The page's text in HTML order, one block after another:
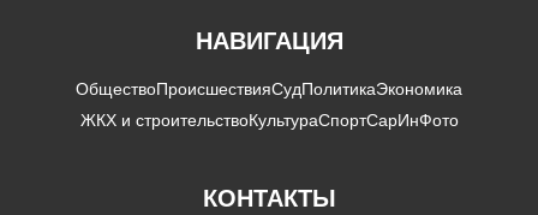
НАВИГАЦИЯ
ОбществоПроисшествияСудПолитикаЭкономика
ЖКХ и строительствоКультураСпортСарИнФото
КОНТАКТЫ